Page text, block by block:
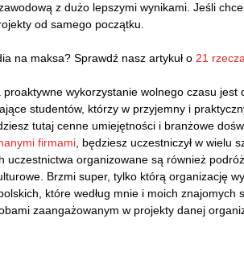
z dużo lepszymi wynikami. Jeśli
od samego początku.
na maksa? Sprawdź nasz artykuł o 21
wykorzystanie wolnego czasu jest
studentów, którzy w przyjemny i
tutaj cenne umiejętności i branżowe
firmami , będziesz uczestniczył w wielu
uczestnictwa organizowane są również
Brzmi super, tylko którą organizację
które według mnie i moich znajomych
zaangażowanym w projekty danej